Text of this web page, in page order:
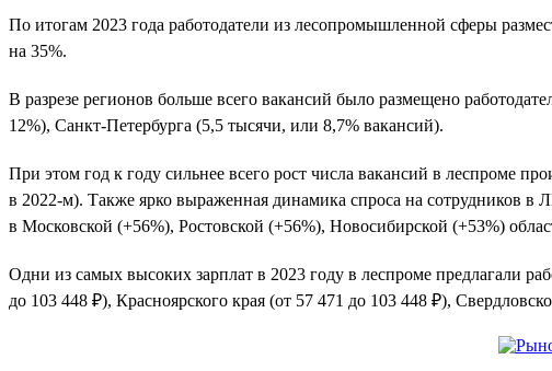
По итогам 2023 года работодатели из лесопромышленной сферы
на 35%.
В разрезе регионов больше всего вакансий было размещено
12%), Санкт-Петербурга (5,5 тысячи, или 8,7% вакансий).
При этом год к году сильнее всего рост числа вакансий в леспроме
в 2022-м). Также ярко выраженная динамика спроса на сотрудников в
в Московской (+56%), Ростовской (+56%), Новосибирской (+53%)
Одни из самых высоких зарплат в 2023 году в леспроме предлагали
до 103 448 ₽), Красноярского края (от 57 471 до 103 448 ₽),